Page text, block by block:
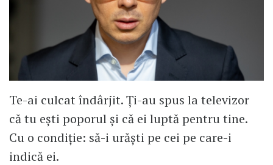
Te-ai culcat îndârjit. Ți-au spus la televizor
că tu ești poporul și că ei luptă pentru tine.
Cu o condiție: să-i urăști pe cei pe care-i
indică ei.